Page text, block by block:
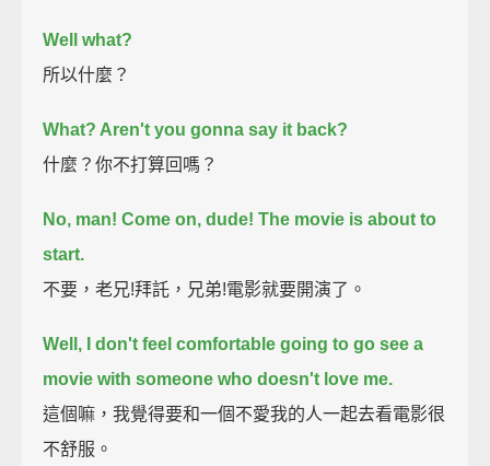
Well what?
所以什麼？
What? Aren't you gonna say it back?
什麼？你不打算回嗎？
No, man! Come on, dude! The movie is about to
start.
不要，老兄!拜託，兄弟!電影就要開演了。
Well, I don't feel comfortable going to go see a
movie with someone who doesn't love me.
這個嘛，我覺得要和一個不愛我的人一起去看電影很
不舒服。